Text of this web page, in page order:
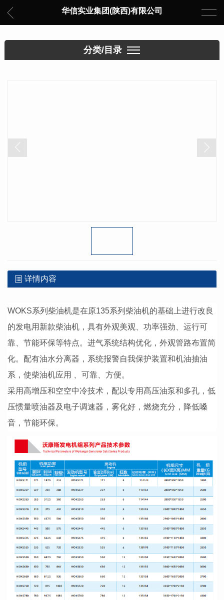
华信实业集团(陕西)有限公司
分类/目录
详情内容
WOKS系列柴油机是在原135系列柴油机的基础上进行改良
的发电用新款柴油机，具有外观美观、功率强劲、运行可
靠、节能环保等特点。进气系统结构优化，外观管路布置简
化。配有油水分离器，系统报警自我保护装置和机油抽油
系，使柴油机应用 、可靠、方便。
采用高增压和空空中冷技术，配以专用髙压油泵和多孔，低
压惯量喷油器及电子调速器，雾化好，燃烧充分，降低嗓
音，节能环保。